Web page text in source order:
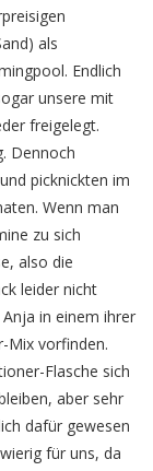
als
Endlich
unsere mit
freigelegt.
Dennoch
picknickten im
Wenn man
zu sich
also die
leider nicht
in einem ihrer
Mix vorfinden.
Flasche sich
aber sehr
dafür gewesen
für uns, da